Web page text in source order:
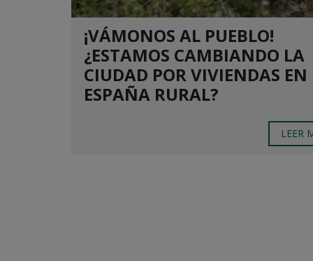
¡VÁMONOS AL PUEBLO!
¿ESTAMOS CAMBIANDO LA
CIUDAD POR VIVIENDAS EN
ESPAÑA RURAL?
LEER